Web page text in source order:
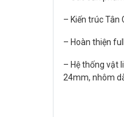
– Kiến trúc Tân
– Hoàn thiện
– Hệ thống vật
24mm, nhôm